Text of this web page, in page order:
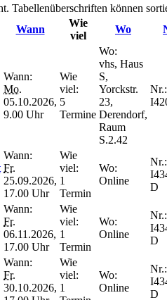
Tabellenüberschriften können
Wann
Wie
viel
Wo
Wann:
Mo.
05.10.2026,
9.00 Uhr
Wie
viel:
5
Termine
Wo:
vhs, Haus
S,
Yorckstr.
23,
Derendorf,
Raum
S.2.42
Nr.:
Wann:
Fr.
25.09.2026,
17.00 Uhr
Wie
viel:
1
Termin
Wo:
Online
Nr.:
D
Wann:
Fr.
06.11.2026,
17.00 Uhr
Wie
viel:
1
Termin
Wo:
Online
Nr.:
D
Wann:
Fr.
30.10.2026,
Wie
viel:
1
Wo:
Online
Nr.:
D